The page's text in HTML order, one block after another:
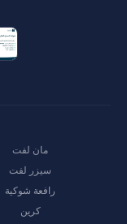
مان لفت
سيزر لفت
رافعة شوكية
كرين